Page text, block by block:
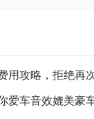
用攻略，拒绝再
爱车音效媲美豪